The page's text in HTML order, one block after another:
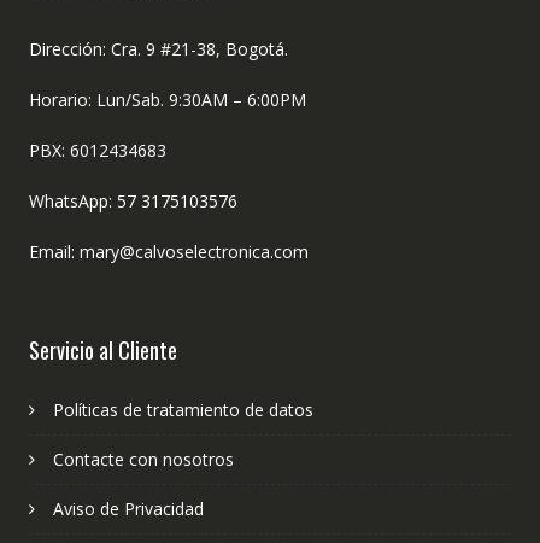
Dirección: Cra. 9 #21-38, Bogotá.
Horario: Lun/Sab. 9:30AM – 6:00PM
PBX: 6012434683
WhatsApp: 57 3175103576
Email: mary@calvoselectronica.com
Servicio al Cliente
Políticas de tratamiento de datos
Contacte con nosotros
Aviso de Privacidad